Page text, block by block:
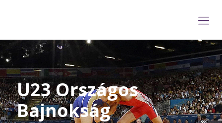
U23 Országos
Bajnokság